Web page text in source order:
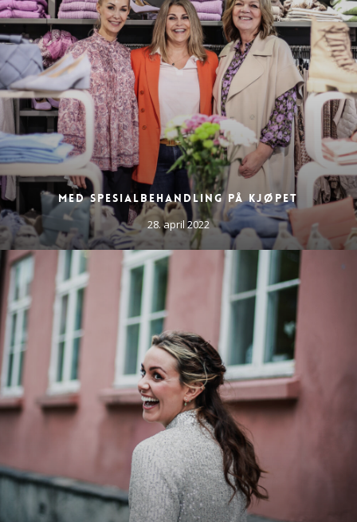
Med spesialbehandling på kjøpet
28. april 2022